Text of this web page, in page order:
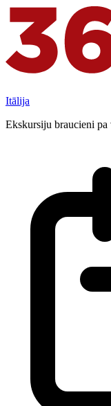
Itālija
Ekskursiju braucieni